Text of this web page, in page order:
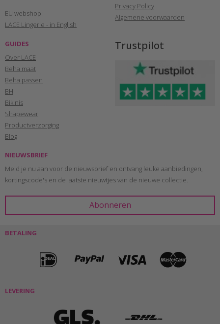
EU webshop:
LACE Lingerie - in English
Privacy Policy
Algemene voorwaarden
GUIDES
Over LACE
Beha maat
Beha passen
BH
Bikinis
Shapewear
Productverzorging
Blog
Trustpilot
NIEUWSBRIEF
Meld je nu aan voor de nieuwsbrief en ontvang leuke aanbiedingen,
kortingscode's en de laatste nieuwtjes van de nieuwe collectie.
BETALING
LEVERING